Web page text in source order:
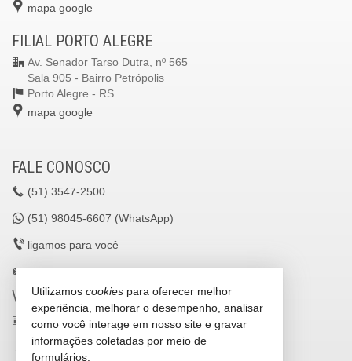
mapa google
FILIAL PORTO ALEGRE
Av. Senador Tarso Dutra, nº 565
Sala 905 - Bairro Petrópolis
Porto Alegre - RS
mapa google
FALE CONOSCO
(51) 3547-2500
(51) 98045-6607 (WhatsApp)
ligamos para você
lavilleimoveisltda@gmail.com
VEJA MAIS
receba nosso newsletter
cadastre seu imóvel
Utilizamos cookies para oferecer melhor
experiência, melhorar o desempenho, analisar
como você interage em nosso site e gravar
informações coletadas por meio de
formulários.